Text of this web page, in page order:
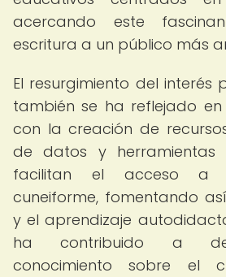
acercando este
escritura a un público más
El resurgimiento del interés
también se ha reflejado
con la creación de
de datos y herramientas
facilitan el acceso a
cuneiforme, fomentando
y el aprendizaje
ha contribuido a
conocimiento sobre el